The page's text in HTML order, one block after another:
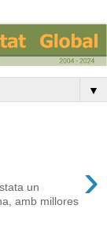
▼
›
un
amb millores